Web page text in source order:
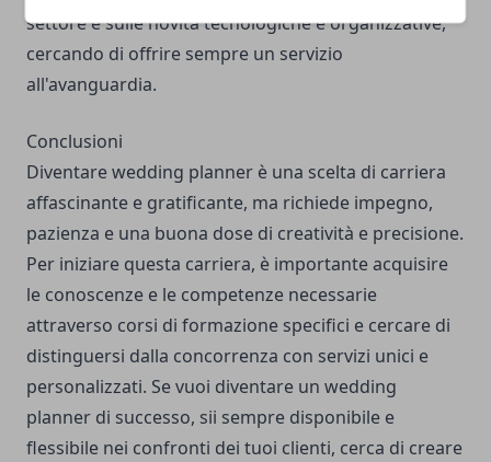
settore e sulle novità tecnologiche e organizzative,
cercando di offrire sempre un servizio
all'avanguardia.
Conclusioni
Diventare wedding planner è una scelta di carriera
affascinante e gratificante, ma richiede impegno,
pazienza e una buona dose di creatività e precisione.
Per iniziare questa carriera, è importante acquisire
le conoscenze e le competenze necessarie
attraverso corsi di formazione specifici e cercare di
distinguersi dalla concorrenza con servizi unici e
personalizzati. Se vuoi diventare un wedding
planner di successo, sii sempre disponibile e
flessibile nei confronti dei tuoi clienti, cerca di creare